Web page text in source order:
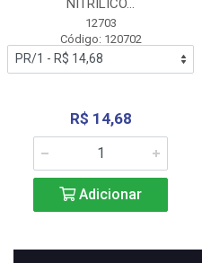
NITRÍLICO...
12703
Código: 120702
R$ 14,68
Adicionar